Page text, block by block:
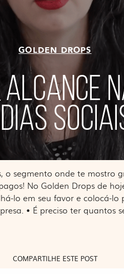
GOLDEN DROPS
o segmento onde te mostro
No Golden Drops de
lo em seu favor e colocá-
• É preciso ter quantos
COMPARTILHE ESTE POST